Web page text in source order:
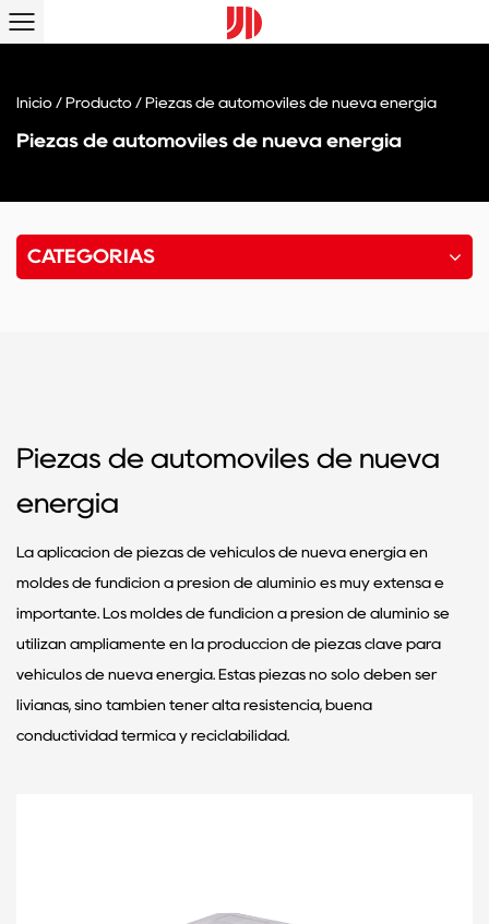
Inicio / Producto / Piezas de automóviles de nueva energía
Piezas de automóviles de nueva energía
CATEGORÍAS
Piezas de automóviles de nueva
energía
La aplicación de piezas de vehículos de nueva energía en
moldes de fundición a presión de aluminio es muy extensa e
importante. ‌Los moldes de fundición a presión de aluminio se
utilizan ampliamente en la producción de piezas clave para
vehículos de nueva energía. Estas piezas no solo deben ser
livianas, sino también tener alta resistencia, buena
conductividad térmica y reciclabilidad‌.